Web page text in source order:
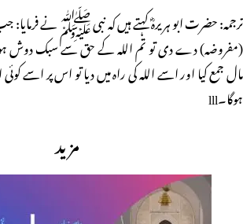
ترجمہ: حضرت ابو ہریرہؓ کہتے ہیں کہ نبی ﷺ نے فرمایا:
(مفروضہ) دے دی تو تم اللہ کے حق سے سبک دوش
مال جمع کیا اور اسے اللہ کی راہ میں دیا تو اس پر اسے کوئی
ہوگا۔lll
مزید